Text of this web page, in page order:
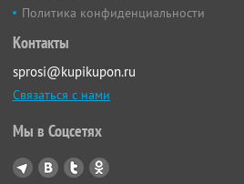
Политика конфиденциальности
Контакты
sprosi@kupikupon.ru
Связаться с нами
Мы в Соцсетях